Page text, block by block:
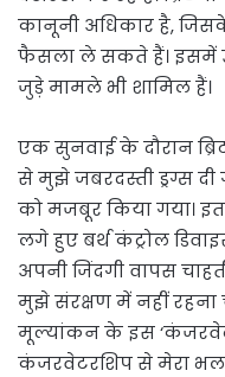
कानूनी अधिकार है,
फैसला ले सकते हैं। इसमें
जुड़े मामले भी शामिल हैं।
एक सुनवाई के दौरान
से मुझे जबरदस्ती ड्रग्स
को मजबूर किया गया।
लगे हुए बर्थ कंट्रोल
अपनी जिंदगी वापस
मुझे संरक्षण में नहीं रहना
मूल्यांकन के इस
कंजरवेटरशिप से मेरा